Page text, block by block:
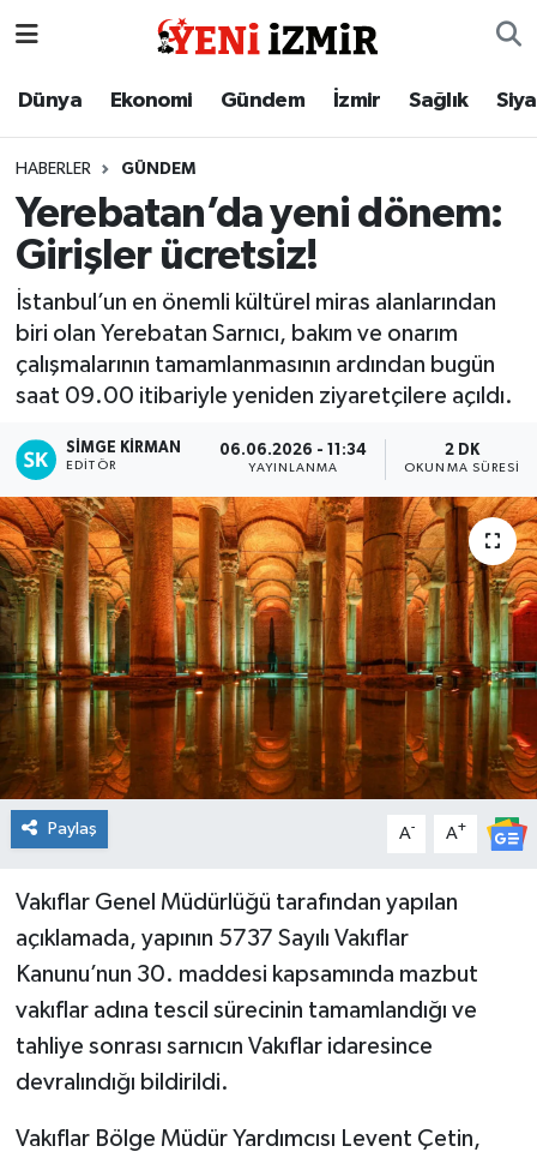
Dünya Ekonomi Gündem İzmir Sağlık
HABERLER GÜNDEM
Yerebatan’da yeni dönem:
Girişler ücretsiz!
İstanbul’un en önemli kültürel miras alanlarından
biri olan Yerebatan Sarnıcı, bakım ve onarım
çalışmalarının tamamlanmasının ardından bugün
saat 09.00 itibariyle yeniden ziyaretçilere açıldı.
SIMGE KİRMAN
EDITÖR
06.06.2026 - 11:34
YAYINLANMA
2 DK
OKUNMA SÜRESI
Paylaş A- A+
Vakıflar Genel Müdürlüğü tarafından yapılan
açıklamada, yapının 5737 Sayılı Vakıflar
Kanunu’nun 30. maddesi kapsamında mazbut
vakıflar adına tescil sürecinin tamamlandığı ve
tahliye sonrası sarnıcın Vakıflar idaresince
devralındığı bildirildi.
Vakıflar Bölge Müdür Yardımcısı Levent Çetin,
Dünya
Gündem
İzmir
Sağlık
Siyaset
Magazin
Resmi İlanlar
Spor
Teknoloji
Tatil ve Seyahat
Çevre
Okul Gazetesi
İzmir Nöbetçi Eczaneler
İzmir Namaz Vakitleri
İzmir Trafik Yoğunluk Haritası
Süper Lig Puan Durumu ve Fikstür
Tüm Manşetler
Son Dakika Haberleri
Haber Arşivi